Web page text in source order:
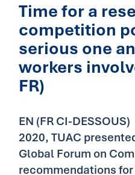
Time for a
competition
serious one
workers
FR)
EN (FR CI-
2020, TUAC
Global Forum on
recommendations